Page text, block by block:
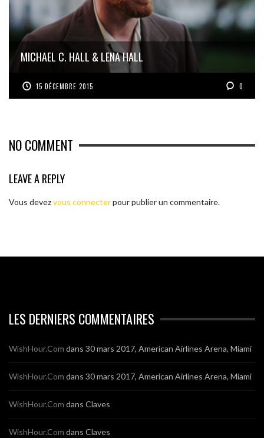
MICHAEL C. HALL & LENA HALL
15 DÉCEMBRE 2015 0
NO COMMENT
LEAVE A REPLY
Vous devezvous connecterpour publier un commentaire.
LES DERNIERS COMMENTAIRES
WishHour.Com dans 30 mars 2017, American Airlines Arena, Miami
WishHour.Com dans 30 mars 2017, American Airlines Arena, Miami
WishHour.Com dans Claves
WishHour.Com dans Claves